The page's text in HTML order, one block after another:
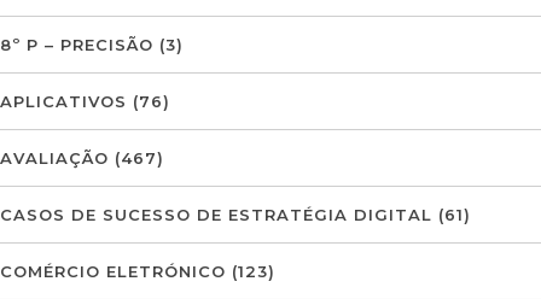
8º P – PRECISÃO (3)
APLICATIVOS (76)
AVALIAÇÃO (467)
CASOS DE SUCESSO DE ESTRATÉGIA DIGITAL (61)
COMÉRCIO ELETRÓNICO (123)